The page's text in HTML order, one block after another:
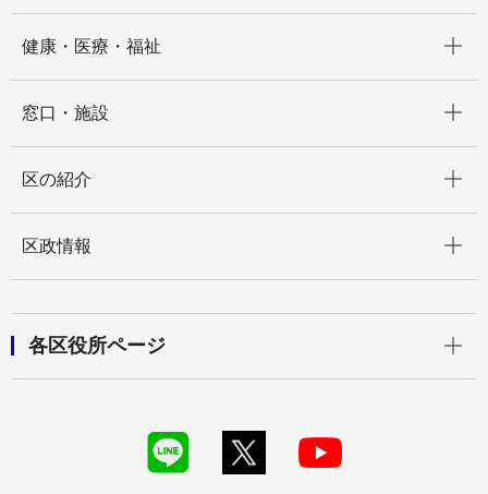
健康・医療・福祉
窓口・施設
区の紹介
区政情報
各区役所ページ